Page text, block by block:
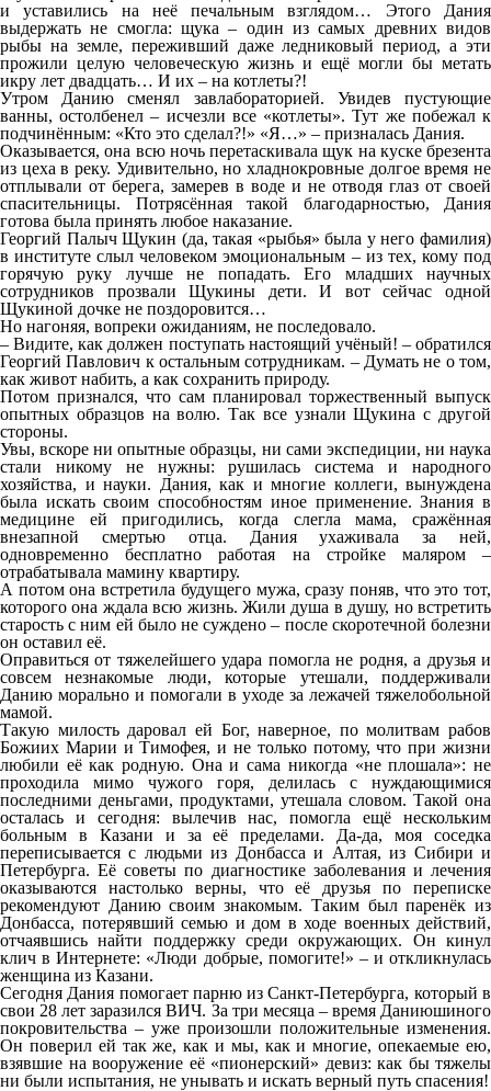
и уставились на неё печальным взглядом… Этого Дания
выдержать не смогла: щука – один из самых древних видов
рыбы на земле, переживший даже ледниковый период, а эти
прожили целую человеческую жизнь и ещё могли бы метать
икру лет двадцать… И их – на котлеты?!
Утром Данию сменял завлабораторией. Увидев пустующие
ванны, остолбенел – исчезли все «котлеты». Тут же побежал к
подчинённым: «Кто это сделал?!» «Я…» – призналась Дания.
Оказывается, она всю ночь перетаскивала щук на куске брезента
из цеха в реку. Удивительно, но хладнокровные долгое время не
отплывали от берега, замерев в воде и не отводя глаз от своей
спасительницы. Потрясённая такой благодарностью, Дания
готова была принять любое наказание.
Георгий Палыч Щукин (да, такая «рыбья» была у него фамилия)
в институте слыл человеком эмоциональным – из тех, кому под
горячую руку лучше не попадать. Его младших научных
сотрудников прозвали Щукины дети. И вот сейчас одной
Щукиной дочке не поздоровится…
Но нагоняя, вопреки ожиданиям, не последовало.
– Видите, как должен поступать настоящий учёный! – обратился
Георгий Павлович к остальным сотрудникам. – Думать не о том,
как живот набить, а как сохранить природу.
Потом признался, что сам планировал торжественный выпуск
опытных образцов на волю. Так все узнали Щукина с другой
стороны.
Увы, вскоре ни опытные образцы, ни сами экспедиции, ни наука
стали никому не нужны: рушилась система и народного
хозяйства, и науки. Дания, как и многие коллеги, вынуждена
была искать своим способностям иное применение. Знания в
медицине ей пригодились, когда слегла мама, сражённая
внезапной смертью отца. Дания ухаживала за ней,
одновременно бесплатно работая на стройке маляром –
отрабатывала мамину квартиру.
А потом она встретила будущего мужа, сразу поняв, что это тот,
которого она ждала всю жизнь. Жили душа в душу, но встретить
старость с ним ей было не суждено – после скоротечной болезни
он оставил её.
Оправиться от тяжелейшего удара помогла не родня, а друзья и
совсем незнакомые люди, которые утешали, поддерживали
Данию морально и помогали в уходе за лежачей тяжелобольной
мамой.
Такую милость даровал ей Бог, наверное, по молитвам рабов
Божиих Марии и Тимофея, и не только потому, что при жизни
любили её как родную. Она и сама никогда «не плошала»: не
проходила мимо чужого горя, делилась с нуждающимися
последними деньгами, продуктами, утешала словом. Такой она
осталась и сегодня: вылечив нас, помогла ещё нескольким
больным в Казани и за её пределами. Да-да, моя соседка
переписывается с людьми из Донбасса и Алтая, из Сибири и
Петербурга. Её советы по диагностике заболевания и лечения
оказываются настолько верны, что её друзья по переписке
рекомендуют Данию своим знакомым. Таким был паренёк из
Донбасса, потерявший семью и дом в ходе военных действий,
отчаявшись найти поддержку среди окружающих. Он кинул
клич в Интернете: «Люди добрые, помогите!» – и откликнулась
женщина из Казани.
Сегодня Дания помогает парню из Санкт-Петербурга, который в
свои 28 лет заразился ВИЧ. За три месяца – время Даниюшиного
покровительства – уже произошли положительные изменения.
Он поверил ей так же, как и мы, как и многие, опекаемые ею,
взявшие на вооружение её «пионерский» девиз: как бы тяжелы
ни были испытания, не унывать и искать верный путь спасения!